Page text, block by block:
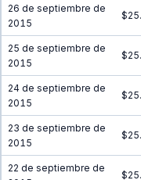
26 de septiembre de
2015
25 de septiembre de
2015
24 de septiembre de
2015
23 de septiembre de
2015
22 de septiembre de